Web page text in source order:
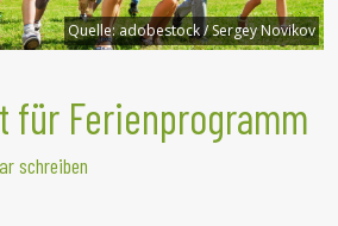
Quelle:adobestock / Sergey Novikov
für Ferienprogramm
schreiben